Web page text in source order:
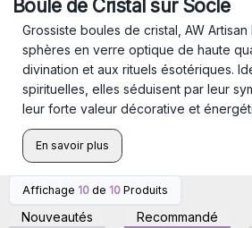
Boule de Cristal sur Socle
Grossiste boules de cristal, AW
sphères en verre optique de haute
divination et aux rituels ésotériques.
spirituelles, elles séduisent par leur
leur forte valeur décorative et
En savoir plus
Affichage 10 de 10 Produits
Nouveautés Recommandé
Connectez-vous ou
inscrivez-vous pour
accéder aux prix de gros